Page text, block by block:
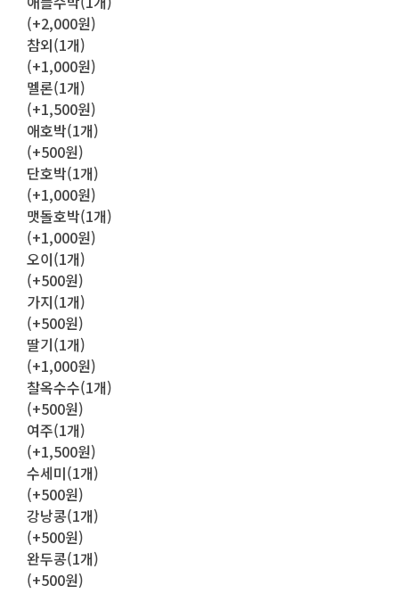
(+2,000원)
참외(1개)
(+1,000원)
멜론(1개)
(+1,500원)
애호박(1개)
(+500원)
단호박(1개)
(+1,000원)
맷돌호박(1개)
(+1,000원)
오이(1개)
(+500원)
가지(1개)
(+500원)
딸기(1개)
(+1,000원)
찰옥수수(1개)
(+500원)
여주(1개)
(+1,500원)
수세미(1개)
(+500원)
강낭콩(1개)
(+500원)
완두콩(1개)
(+500원)